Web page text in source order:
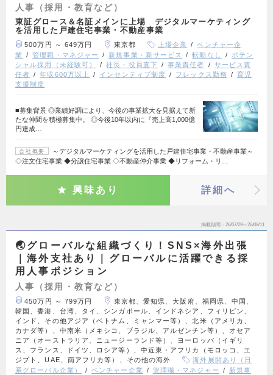
人事（採用・教育など）
東証グロース＆名証メインに上場 デジタルマーケティング
を活用した戸建住宅事業・不動産事業
500万円 ～ 649万円 東京都 上場企業
ベンチャー企
業
管理職・マネジャー 新規事業・新サービス 転勤なし
ポテン
シャル採用（未経験可）
社長・役員直下 事業責任者
サービス責
任者
年収600万以上 インセンティブ制度 フレックス勤務
育児
支援制度
■募集背景 ◎業績好調により、今後の事業拡大を見据えて新
たな仲間を積極募集中。 ◎今後10年以内に『売上高1,000億
円達成…
会社概要
～デジタルマーケティングを活用した戸建住宅事業・不動産事業～
◇注文住宅事業 ◆分譲住宅事業 ◇不動産仲介事業 ◆リフォーム・リ…
興味あり 詳細へ
掲載期間 26/07/29～26/08/11
🌏グローバルな組織づくり！SNS×海外出張
｜海外支社あり｜グローバルに活躍できる採
用人事ポジション
人事（採用・教育など）
450万円 ～ 799万円
東京都、愛知県、大阪府、福岡県、中国、
韓国、香港、台湾、タイ、シンガポール、インドネシア、フィリピン、
インド、その他アジア（ベトナム、ミャンマー等）、北米（アメリカ、
カナダ等）、中南米（メキシコ、ブラジル、アルゼンチン等）、オセア
ニア（オーストラリア、ニュージーランド等）、ヨーロッパ（イギリ
ス、フランス、ドイツ、ロシア等）、中近東・アフリカ（モロッコ、エ
ジプト、UAE、南アフリカ等）、その他の海外
海外展開あり（日
系グローバル企業）
ベンチャー企業 管理職・マネジャー
新規事